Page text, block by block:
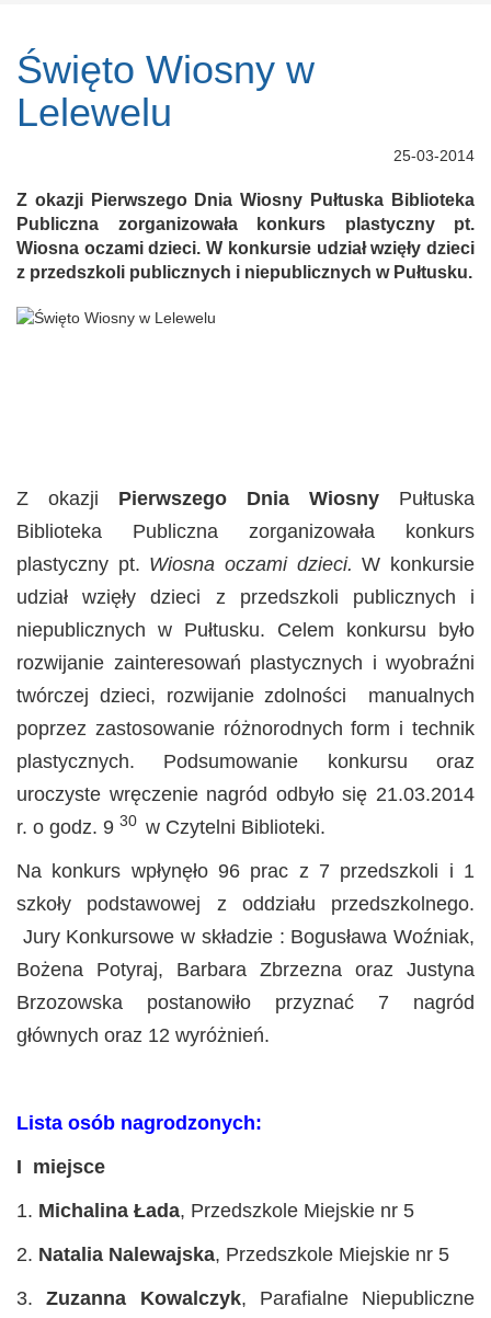
Święto Wiosny w
Lelewelu
25-03-2014
Z okazji Pierwszego Dnia Wiosny Pułtuska Biblioteka
Publiczna zorganizowała konkurs plastyczny pt.
Wiosna oczami dzieci. W konkursie udział wzięły dzieci
z przedszkoli publicznych i niepublicznych w Pułtusku.
Z okazji Pierwszego Dnia Wiosny Pułtuska
Biblioteka Publiczna zorganizowała konkurs
plastyczny pt. Wiosna oczami dzieci.W konkursie
udział wzięły dzieci z przedszkoli publicznych i
niepublicznych w Pułtusku. Celem konkursu było
rozwijanie zainteresowań plastycznych i wyobraźni
twórczej dzieci, rozwijanie zdolności manualnych
poprzez zastosowanie różnorodnych form i technik
plastycznych. Podsumowanie konkursu oraz
uroczyste wręczenie nagród odbyło się 21.03.2014
r. o godz. 9 30 w Czytelni Biblioteki.
Na konkurs wpłynęło 96 prac z 7 przedszkoli i 1
szkoły podstawowej z oddziału przedszkolnego.
Jury Konkursowe w składzie : Bogusława Woźniak,
Bożena Potyraj, Barbara Zbrzezna oraz Justyna
Brzozowska postanowiło przyznać 7 nagród
głównych oraz 12 wyróżnień.
Lista osób nagrodzonych:
I miejsce
1. Michalina Łada, Przedszkole Miejskie nr 5
2. Natalia Nalewajska, Przedszkole Miejskie nr 5
3. Zuzanna Kowalczyk, Parafialne Niepubliczne